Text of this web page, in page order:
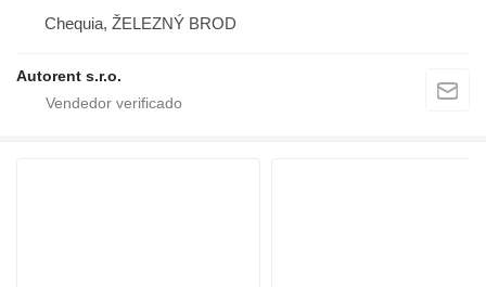
Chequia, ŽELEZNÝ BROD
Autorent s.r.o.